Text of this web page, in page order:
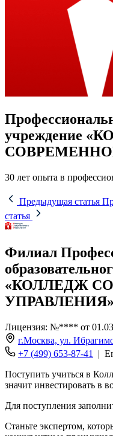
учреждение
30 лет опыта в
Предыдущая статья
статья
Филиал
«КОЛЛЕДЖ
УПРАВЛЕНИЯ»
Лицензия: №**** от
г.Москва, ул.
+7 (499) 653-87-41
|
Поступить учиться в
значит инвестировать в
Для поступления
Станьте экспертом,